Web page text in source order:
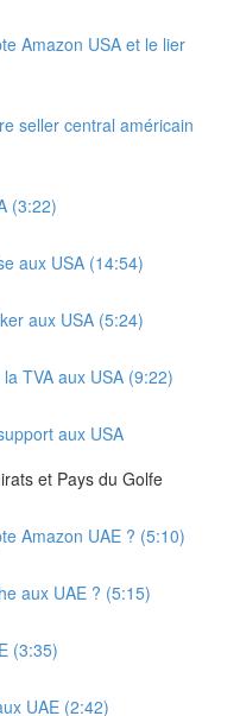
Amazon USA et le lier
seller central américain
(3:22)
aux USA (14:54)
aux USA (5:24)
TVA aux USA (9:22)
aux USA
et Pays du Golfe
Amazon UAE ? (5:10)
aux UAE ? (5:15)
(3:35)
UAE (2:42)